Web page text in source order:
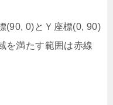
(90, 0)とＹ座標(0, 90)
を満たす範囲は赤線